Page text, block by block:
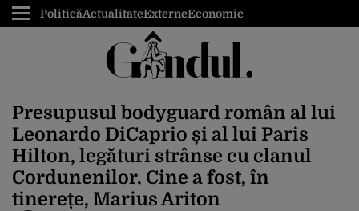
PoliticăActualitateExterneEconomic
Presupusul bodyguard român al lui
Leonardo DiCaprio și al lui Paris
Hilton, legături strânse cu clanul
Cordunenilor. Cine a fost, în
tinerețe, Marius Ariton